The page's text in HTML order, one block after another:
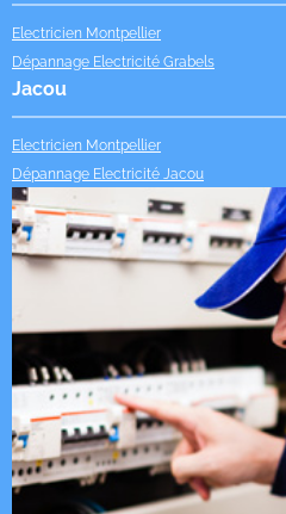
Electricien Montpellier
Dépannage Electricité Grabels
Jacou
Electricien Montpellier
Dépannage Electricité Jacou